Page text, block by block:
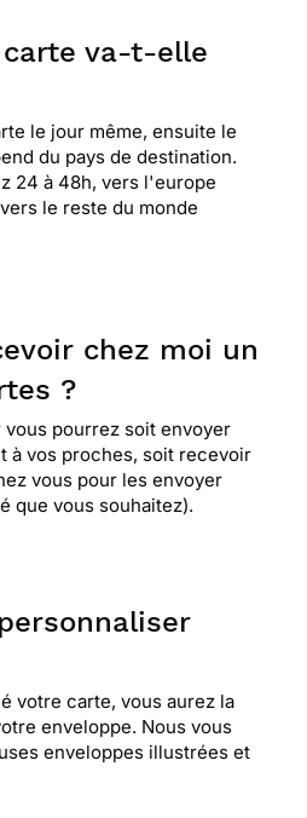
carte va-t-elle
le jour même, ensuite le
du pays de destination.
24 à 48h, vers l'europe
le reste du monde
chez moi un
?
pourrez soit envoyer
à vos proches, soit recevoir
vous pour les envoyer
que vous souhaitez).
votre carte, vous aurez la
enveloppe. Nous vous
enveloppes illustrées et